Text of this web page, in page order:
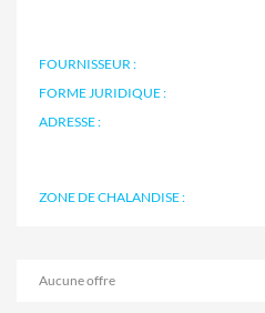
FOURNISSEUR :
FORME JURIDIQUE :
ADRESSE :
ZONE DE CHALANDISE :
Aucune offre